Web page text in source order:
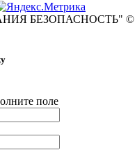
БЕЗОПАСНОСТЬ" ©
поле